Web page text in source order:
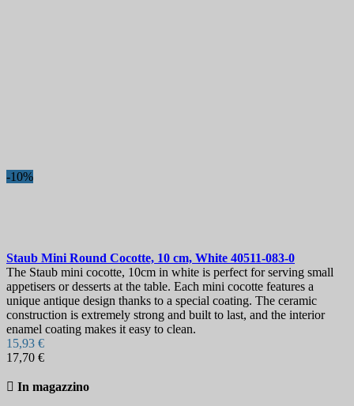
-10%
Staub Mini Round Cocotte, 10 cm, White 40511-083-0
The Staub mini cocotte, 10cm in white is perfect for serving small
appetisers or desserts at the table. Each mini cocotte features a
unique antique design thanks to a special coating. The ceramic
construction is extremely strong and built to last, and the interior
enamel coating makes it easy to clean.
15,93 €
17,70 €
 In magazzino